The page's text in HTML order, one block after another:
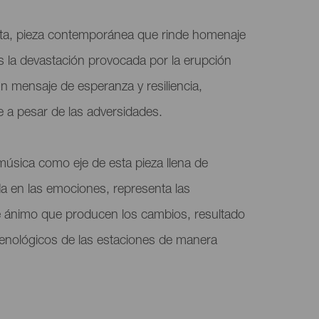
pieza contemporánea que rinde homenaje
la devastación provocada por la erupción
mensaje de esperanza y resiliencia,
a pesar de las adversidades.
como eje de esta pieza llena de
en las emociones, representa las
que producen los cambios, resultado
de las estaciones de manera